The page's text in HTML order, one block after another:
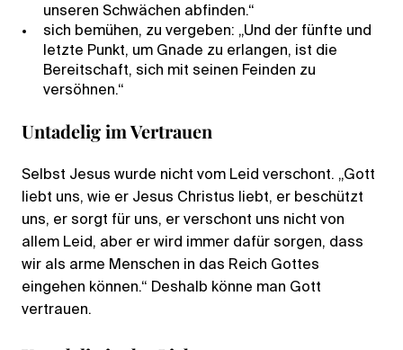
unseren Schwächen abfinden.“
sich bemühen, zu vergeben: „Und der fünfte und
letzte Punkt, um Gnade zu erlangen, ist die
Bereitschaft, sich mit seinen Feinden zu
versöhnen.“
Untadelig im Vertrauen
Selbst Jesus wurde nicht vom Leid verschont. „Gott
liebt uns, wie er Jesus Christus liebt, er beschützt
uns, er sorgt für uns, er verschont uns nicht von
allem Leid, aber er wird immer dafür sorgen, dass
wir als arme Menschen in das Reich Gottes
eingehen können.“ Deshalb könne man Gott
vertrauen.